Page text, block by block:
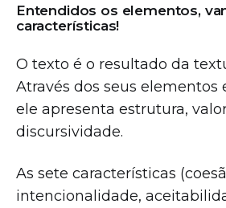
Entendidos os elementos,
características!
O texto é o resultado da
Através dos seus elementos
ele apresenta estrutura,
discursividade.
As sete características
intencionalidade,